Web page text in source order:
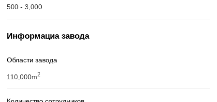
500 - 3,000
Информациа завода
Области завода
110,000m2